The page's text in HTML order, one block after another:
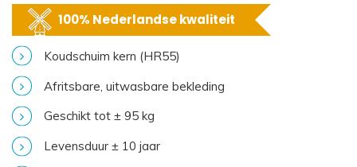
100% Nederlandse kwaliteit
Koudschuim kern (HR55)
Afritsbare, uitwasbare bekleding
Geschikt tot ± 95 kg
Levensduur ± 10 jaar